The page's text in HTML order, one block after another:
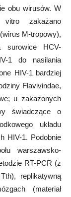
obu wirusów. W
vitro zakażano
M-tropowy),
surowice HCV-
1 do nasilania
HIV-1 bardziej
Flavivindae,
u zakażonych
świadczące o
układu
HIV-1. Podobnie
warszawsko-
RT-PCR (z
replikatywną
(materiał